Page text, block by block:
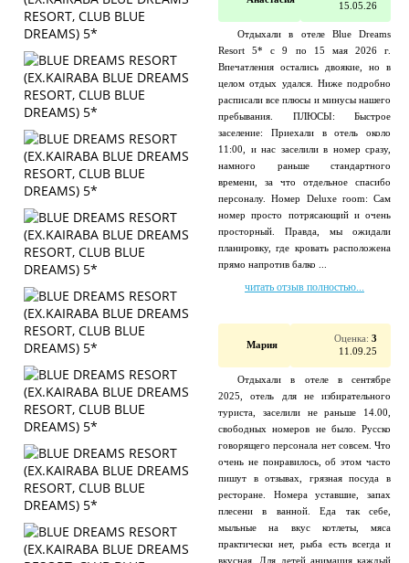
15.05.26
Отдыхали в отеле Blue Dreams
Resort 5* с 9 по 15 мая 2026 г.
Впечатления остались двоякие, но в
целом отдых удался. Ниже подробно
расписали все плюсы и минусы нашего
пребывания. ПЛЮСЫ: Быстрое
заселение: Приехали в отель около
11:00, и нас заселили в номер сразу,
намного раньше стандартного
времени, за что отдельное спасибо
персоналу. Номер Deluxe room: Сам
номер просто потрясающий и очень
просторный. Правда, мы ожидали
планировку, где кровать расположена
прямо напротив балко ...
читать отзыв полностью...
Мария
Оценка: 3
11.09.25
Отдыхали в отеле в сентябре
2025, отель для не избирательного
туриста, заселили не раньше 14.00,
свободных номеров не было. Русско
говорящего персонала нет совсем. Что
очень не понравилось, об этом часто
пишут в отзывах, грязная посуда в
ресторане. Номера уставшие, запах
плесени в ванной. Еда так себе,
мыльные на вкус котлеты, мяса
практически нет, рыба есть всегда и
вкусная. Для детей анимация каждый